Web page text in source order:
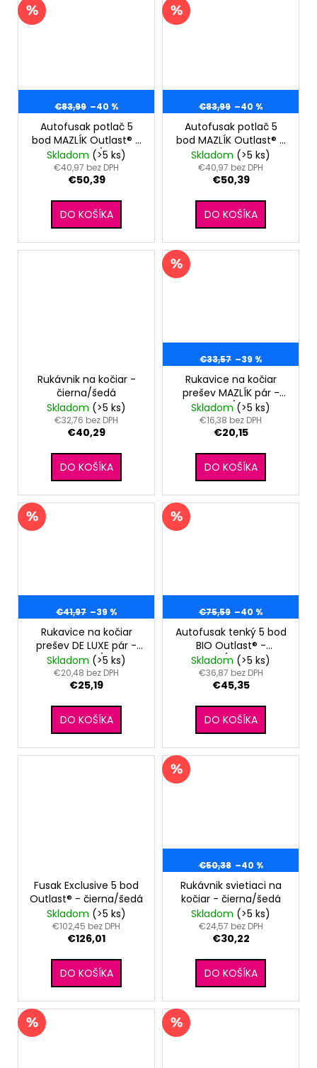
€83,99 –40 %
Autofusak potlač 5
bod MAZLÍK Outlast® -
zelené lístky/modrá
Skladom (>5 ks)
€40,97 bez DPH
€50,39
DO KOŠÍKA
€83,99 –40 %
Autofusak potlač 5
bod MAZLÍK Outlast® -
ružové
kvietky/staroružová
Skladom (>5 ks)
€40,97 bez DPH
€50,39
DO KOŠÍKA
Rukávnik na kočiar -
čierna/šedá
Skladom (>5 ks)
€32,76 bez DPH
€40,29
DO KOŠÍKA
€33,57 –39 %
Rukavice na kočiar
prešev MAZLÍK pár -
olivová/čierna
Skladom (>5 ks)
€16,38 bez DPH
€20,15
DO KOŠÍKA
€41,97 –39 %
Rukavice na kočiar
prešev DE LUXE pár -
zlatá prešev/hnedá
Skladom (>5 ks)
€20,48 bez DPH
€25,19
DO KOŠÍKA
€75,59 –40 %
Autofusak tenký 5 bod
BIO Outlast® -
bordová/šedý melír
Skladom (>5 ks)
€36,87 bez DPH
€45,35
DO KOŠÍKA
Fusak Exclusive 5 bod
Outlast® - čierna/šedá
Skladom (>5 ks)
€102,45 bez DPH
€126,01
DO KOŠÍKA
€50,38 –40 %
Rukávnik svietiaci na
kočiar - čierna/šedá
Skladom (>5 ks)
€24,57 bez DPH
€30,22
DO KOŠÍKA